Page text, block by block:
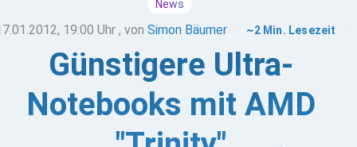
News
19:00 Uhr , vonSimon Bäumer ~2 Min. Lesezeit
Günstigere Ultra-
Notebooks mit AMD